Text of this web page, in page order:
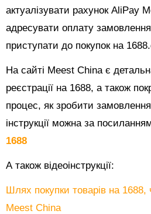
актуалізувати рахунок AliPay
адресувати оплату
приступати до покупок на
На сайті Meest China є
реєстрації на 1688, а також
процес, як зробити
інструкції можна за
1688
А також відеоінструкції:
Шлях покупки товарів на 1688,
Meest China